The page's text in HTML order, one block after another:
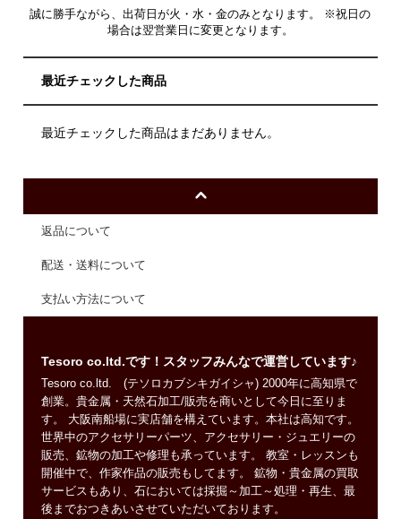
誠に勝手ながら、出荷日が火・水・金のみとなります。 ※祝日の
場合は翌営業日に変更となります。
最近チェックした商品
最近チェックした商品はまだありません。
返品について
配送・送料について
支払い方法について
Tesoro co.ltd.です！スタッフみんなで運営しています♪
Tesoro co.ltd. (テソロカブシキガイシャ) 2000年に高知県で
創業。貴金属・天然石加工/販売を商いとして今日に至りま
す。 大阪南船場に実店舗を構えています。本社は高知です。
世界中のアクセサリーパーツ、アクセサリー・ジュエリーの
販売、鉱物の加工や修理も承っています。 教室・レッスンも
開催中で、作家作品の販売もしてます。 鉱物・貴金属の買取
サービスもあり、石においては採掘～加工～処理・再生、最
後までおつきあいさせていただいております。